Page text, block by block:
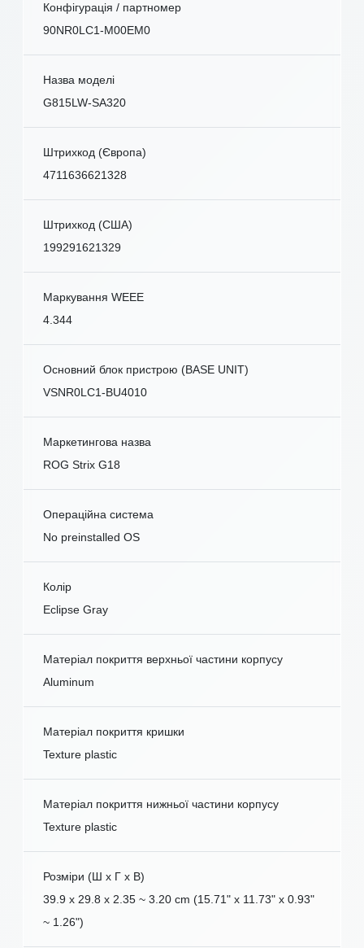
Конфігурація / партномер
90NR0LC1-M00EM0
Назва моделі
G815LW-SA320
Штрихкод (Європа)
4711636621328
Штрихкод (США)
199291621329
Маркування WEEE
4.344
Основний блок пристрою (BASE UNIT)
VSNR0LC1-BU4010
Маркетингова назва
ROG Strix G18
Операційна система
No preinstalled OS
Колір
Eclipse Gray
Матеріал покриття верхньої частини корпусу
Aluminum
Матеріал покриття кришки
Texture plastic
Матеріал покриття нижньої частини корпусу
Texture plastic
Розміри (Ш x Г x В)
39.9 x 29.8 x 2.35 ~ 3.20 cm (15.71" x 11.73" x 0.93"
~ 1.26")